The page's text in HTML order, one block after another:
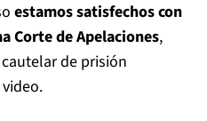
estamos satisfechos con
Corte de Apelaciones,
de prisión